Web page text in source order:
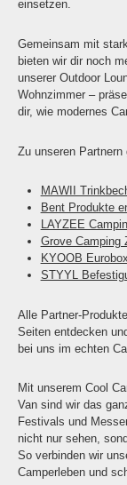
einsetzen.
Gemeinsam mit
bieten wir dir noch
unserer Outdoor
Wohnzimmer –
dir, wie modernes
Zu unseren Partnern
MAWII
Bent Produkte
LAYZEE
Grove Camping
KYOOB
STYYL
Alle Partner-
Seiten entdecken
bei uns im echten
Mit unserem Cool
Van sind wir das
Festivals und
nicht nur sehen,
So verbinden wir
Camperleben und